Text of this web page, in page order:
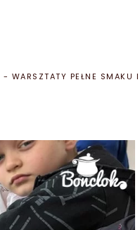
- WARSZTATY PEŁNE SMAKU